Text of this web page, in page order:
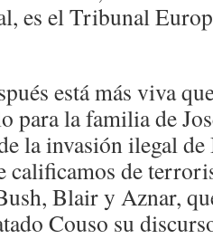
es el Tribunal
está más viva
para la familia de
la invasión ilegal
calificamos de
Blair y Aznar,
Couso su